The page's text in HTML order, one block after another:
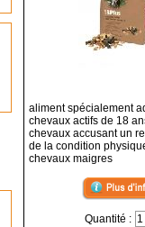
aliment spécialement
chevaux actifs de 18
chevaux accusant un
de la condition
chevaux maigres
Quantité :